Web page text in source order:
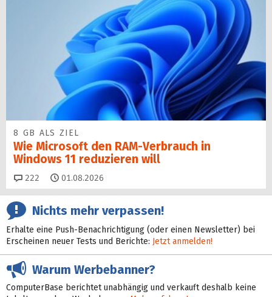
8 GB ALS ZIEL
Wie Microsoft den RAM-Verbrauch in
Windows 11 reduzieren will
222 Kommentare
01.08.2026
Nichts mehr verpassen!
Erhalte eine Push-Benachrichtigung (oder einen Newsletter) bei
Erscheinen neuer Tests und Berichte: Jetzt anmelden!
Warum Werbebanner?
ComputerBase berichtet unabhängig und verkauft deshalb keine